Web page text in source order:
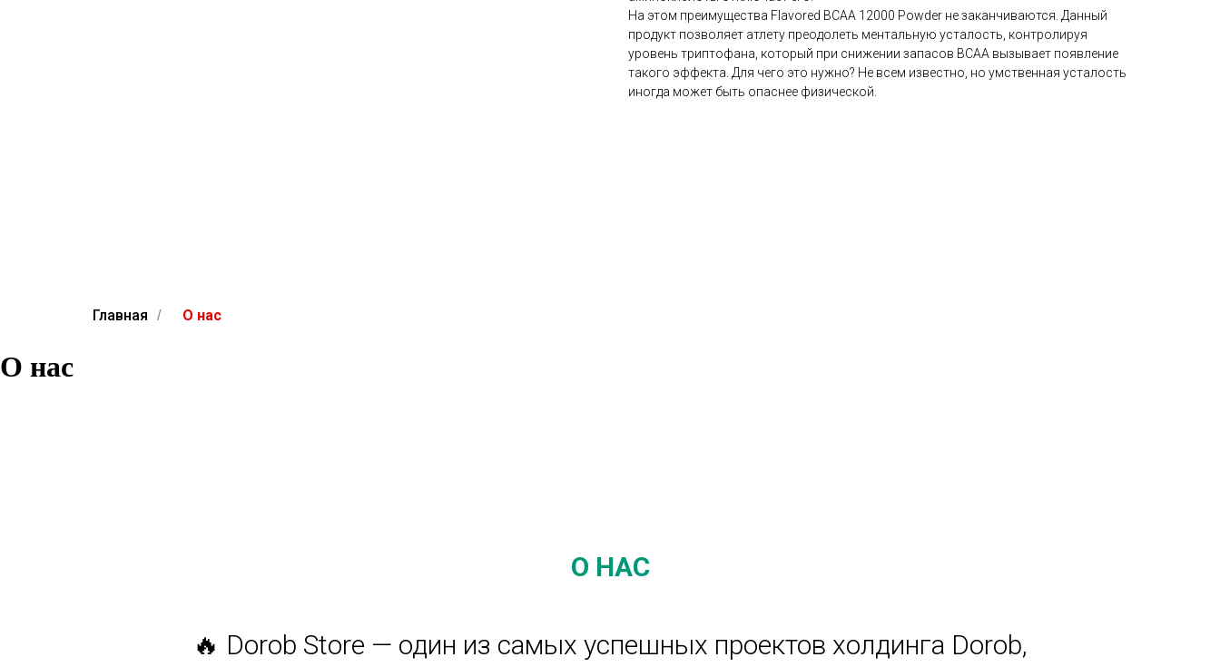
На этом преимущества Flavored BCAA 12000 Powder не заканчиваются. Данный
продукт позволяет атлету преодолеть ментальную усталость, контролируя
уровень триптофана, который при снижении запасов BCAA вызывает появление
такого эффекта. Для чего это нужно? Не всем известно, но умственная усталость
иногда может быть опаснее физической.
Главная / О нас
О нас
О НАС
🔥 Dorob Store — один из самых успешных проектов холдинга Dorob,